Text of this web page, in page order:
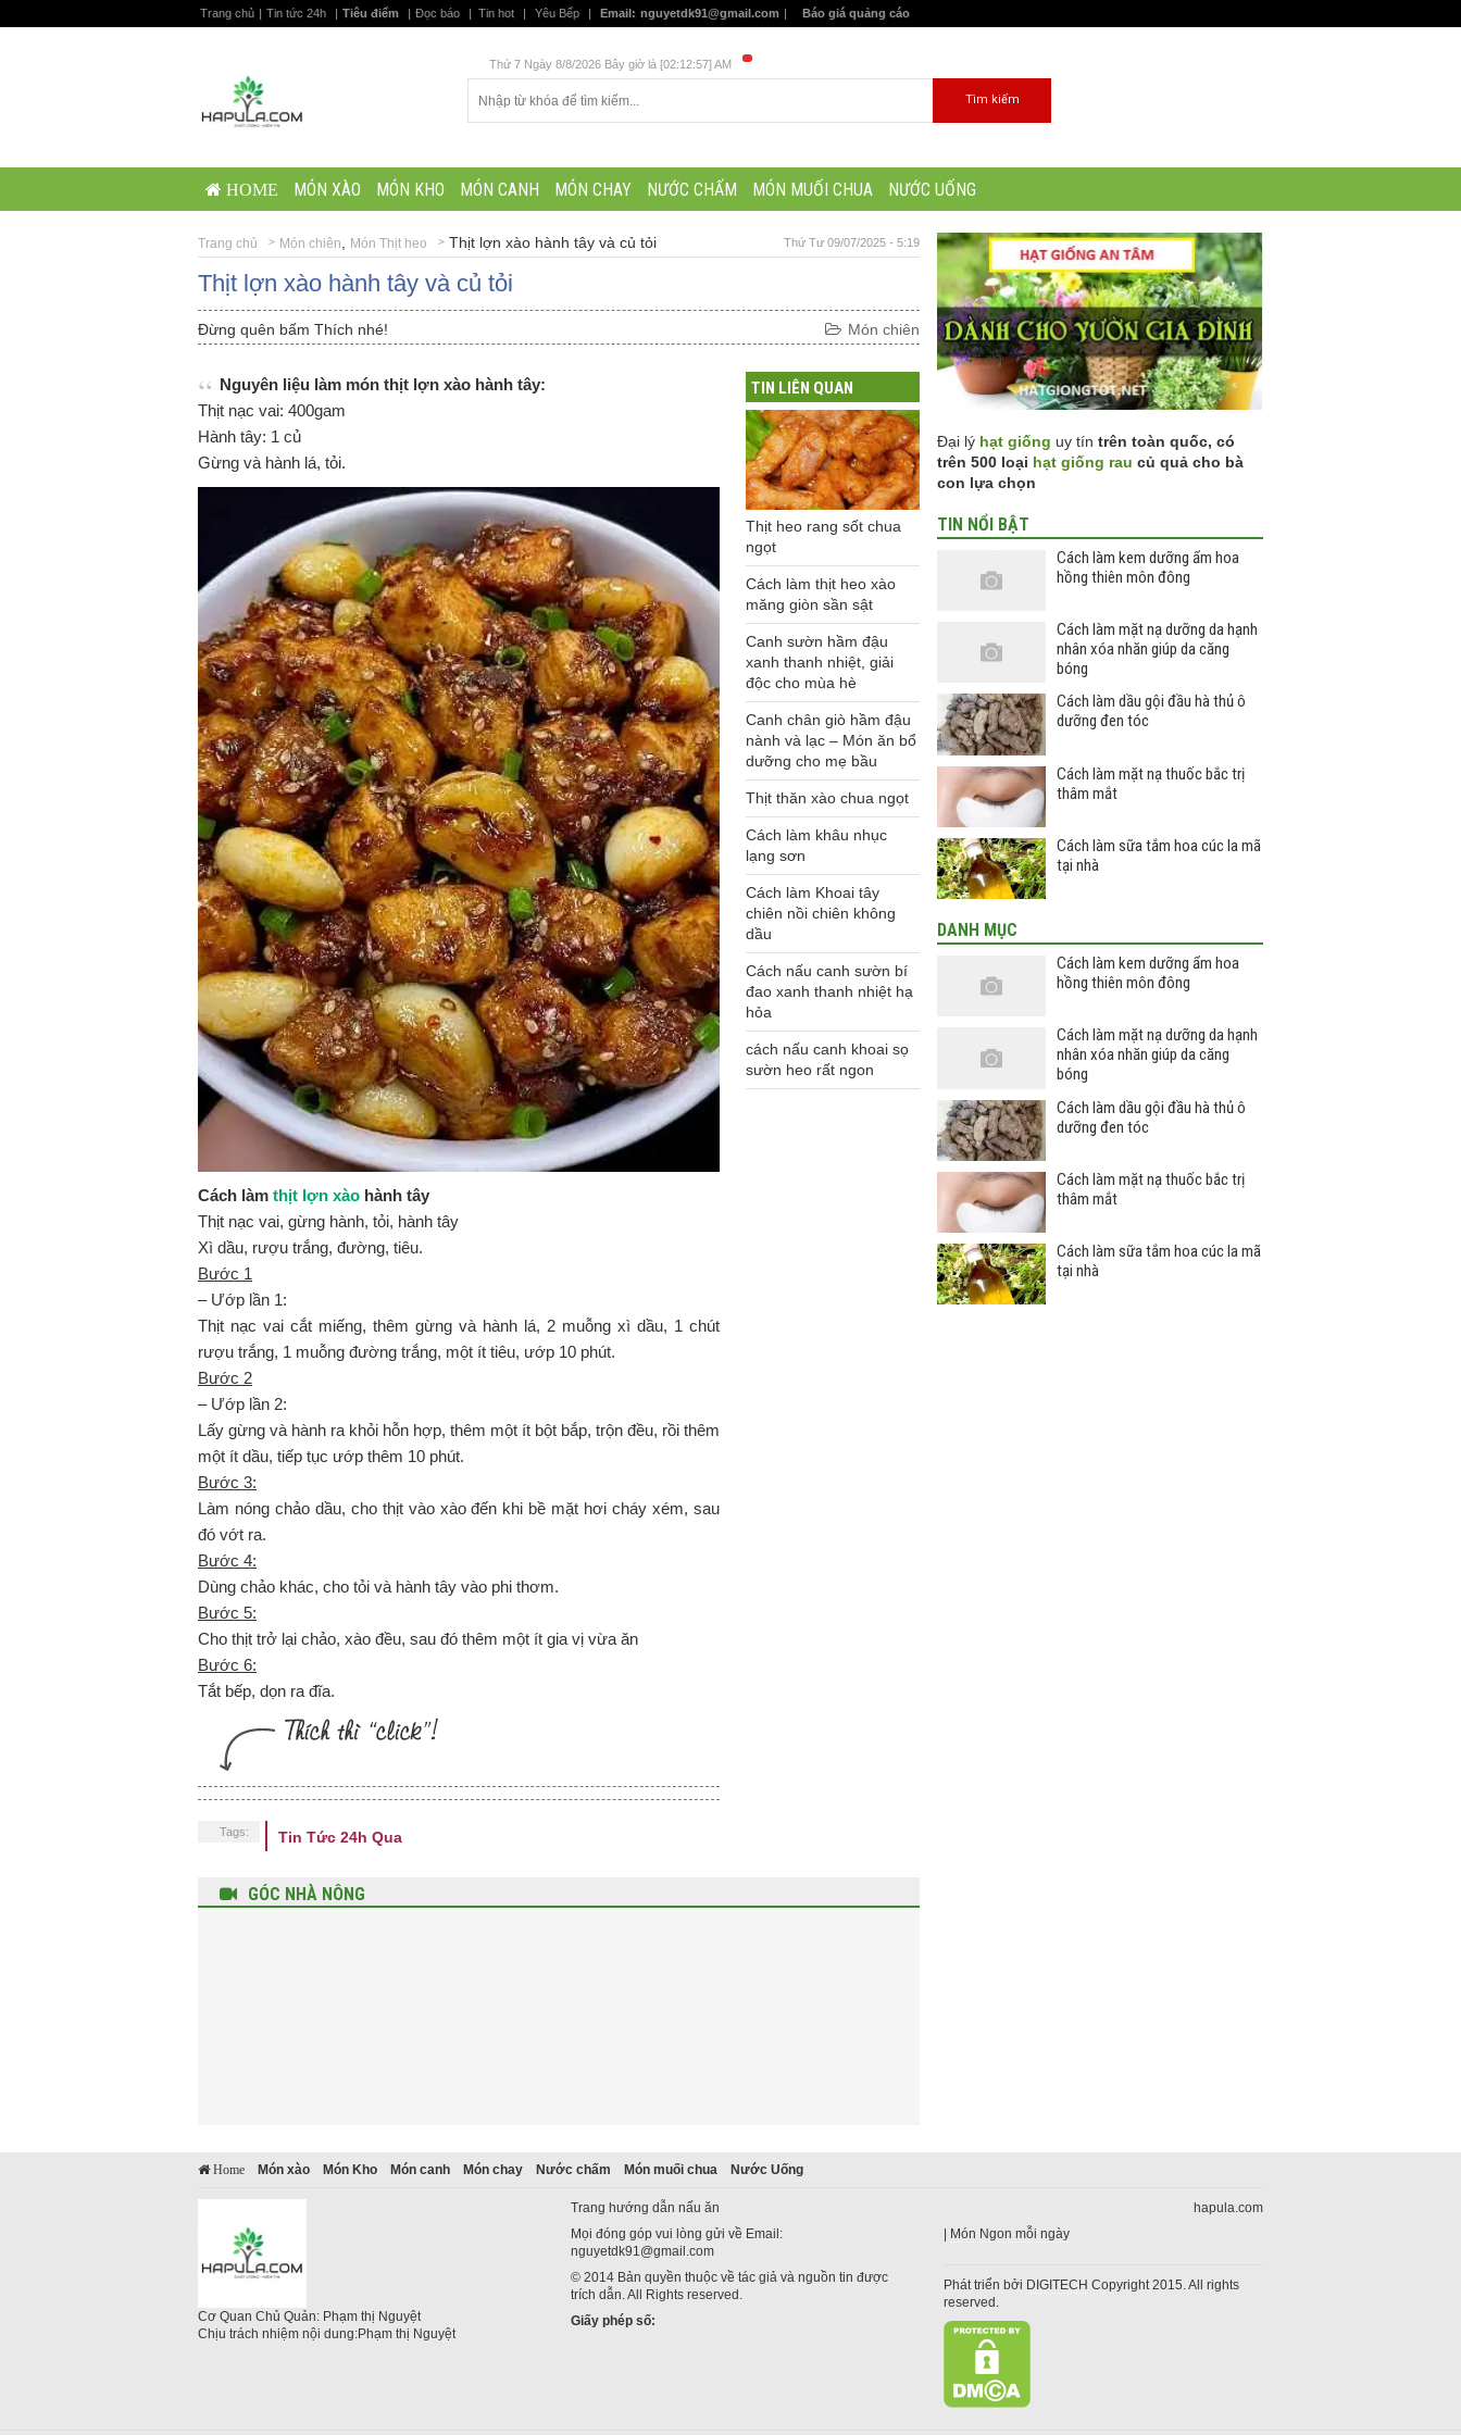
Trang chủ | Tin tức 24h | Tiêu điểm | Đọc báo | Tin hot | Yêu Bếp | Email: nguyetdk91@gmail.com | Báo giá quảng cáo
Thứ 7 Ngày 8/8/2026 Bây giờ là [02:12:58] AM
HOME MÓN XÀO MÓN KHO MÓN CANH MÓN CHAY NƯỚC CHẤM MÓN MUỐI CHUA NƯỚC UỐNG
Trang chủ Món chiên Món Thịt heo Thịt lợn xào hành tây và củ tỏi Thứ Tư 09/07/2025 - 5:19
Thịt lợn xào hành tây và củ tỏi
Đừng quên bấm Thích nhé! Món chiên
Nguyên liệu làm món thịt lợn xào hành tây:
Thịt nạc vai: 400gam
Hành tây: 1 củ
Gừng và hành lá, tỏi.
Cách làm thịt lợn xào hành tây
Thịt nạc vai, gừng hành, tỏi, hành tây
Xì dầu, rượu trắng, đường, tiêu.
Bước 1
– Ướp lần 1:
Thịt nạc vai cắt miếng, thêm gừng và hành lá, 2 muỗng xì dầu, 1 chút
rượu trắng, 1 muỗng đường trắng, một ít tiêu, ướp 10 phút.
Bước 2
– Ướp lần 2:
Lấy gừng và hành ra khỏi hỗn hợp, thêm một ít bột bắp, trộn đều, rồi thêm
một ít dầu, tiếp tục ướp thêm 10 phút.
Bước 3:
Làm nóng chảo dầu, cho thịt vào xào đến khi bề mặt hơi cháy xém, sau
đó vớt ra.
Bước 4:
Dùng chảo khác, cho tỏi và hành tây vào phi thơm.
Bước 5:
Cho thịt trở lại chảo, xào đều, sau đó thêm một ít gia vị vừa ăn
Bước 6:
Tắt bếp, dọn ra đĩa.
Tags: Tin Tức 24h Qua
TIN LIÊN QUAN
Thịt heo rang sốt chua
ngọt
Cách làm thịt heo xào
măng giòn sần sật
Canh sườn hầm đậu
xanh thanh nhiệt, giải
độc cho mùa hè
Canh chân giò hầm đậu
nành và lạc – Món ăn bổ
dưỡng cho mẹ bầu
Thịt thăn xào chua ngọt
Cách làm khâu nhục
lạng sơn
Cách làm Khoai tây
chiên nồi chiên không
dầu
Cách nấu canh sườn bí
đao xanh thanh nhiệt hạ
hỏa
cách nấu canh khoai sọ
sườn heo rất ngon
GÓC NHÀ NÔNG
Đại lý hạt giống uy tín trên toàn quốc, có
trên 500 loại hạt giống rau củ quả cho bà
con lựa chọn
TIN NỔI BẬT
Cách làm kem dưỡng ẩm hoa
hồng thiên môn đông
Cách làm mặt nạ dưỡng da hạnh
nhân xóa nhăn giúp da căng
bóng
Cách làm dầu gội đầu hà thủ ô
dưỡng đen tóc
Cách làm mặt nạ thuốc bắc trị
thâm mắt
Cách làm sữa tắm hoa cúc la mã
tại nhà
DANH MỤC
Cách làm kem dưỡng ẩm hoa
hồng thiên môn đông
Cách làm mặt nạ dưỡng da hạnh
nhân xóa nhăn giúp da căng
bóng
Cách làm dầu gội đầu hà thủ ô
dưỡng đen tóc
Cách làm mặt nạ thuốc bắc trị
thâm mắt
Cách làm sữa tắm hoa cúc la mã
tại nhà
Home Món xào Món Kho Món canh Món chay Nước chấm Món muối chua Nước Uống
Cơ Quan Chủ Quản: Phạm thị Nguyệt
Chịu trách nhiệm nội dung:Phạm thị Nguyệt
Trang hướng dẫn nấu ăn
Mọi đóng góp vui lòng gửi về Email:
nguyetdk91@gmail.com
© 2014 Bản quyền thuộc về tác giả và nguồn tin được
trích dẫn. All Rights reserved.
Giấy phép số:
hapula.com
Món Ngon mỗi ngày
Phát triển bởi DIGITECH Copyright 2015. All rights
reserved.